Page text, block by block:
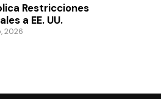
Restricciones
a EE. UU.
2026